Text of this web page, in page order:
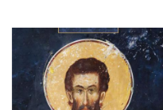
Adaugă în coș Wishlist